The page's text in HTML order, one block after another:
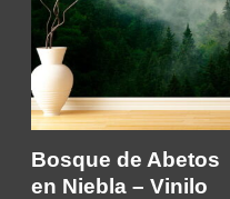
Bosque de Abetos
en Niebla – Vinilo